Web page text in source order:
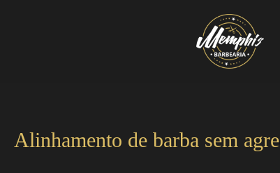
Alinhamento de barba sem